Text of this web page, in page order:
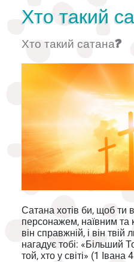
Хто такий
Хто такий сатана?
Сатана хотів би, щоб ти
персонажем, наївним
він справжній, і він
нагадує тобі: «Більший
той, хто у світі» (1 Івана